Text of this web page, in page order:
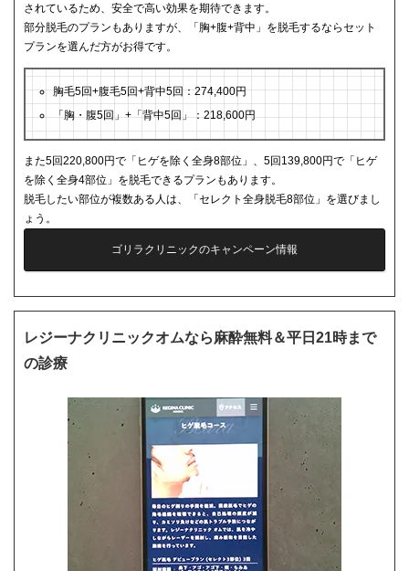
されているため、安全で高い効果を期待できます。
部分脱毛のプランもありますが、「胸+腹+背中」を脱毛するならセット
プランを選んだ方がお得です。
胸毛5回+腹毛5回+背中5回：274,400円
「胸・腹5回」+「背中5回」：218,600円
また5回220,800円で「ヒゲを除く全身8部位」、5回139,800円で「ヒゲ
を除く全身4部位」を脱毛できるプランもあります。
脱毛したい部位が複数ある人は、「セレクト全身脱毛8部位」を選びまし
ょう。
ゴリラクリニックのキャンペーン情報
レジーナクリニックオムなら麻酔無料＆平日21時まで
の診療